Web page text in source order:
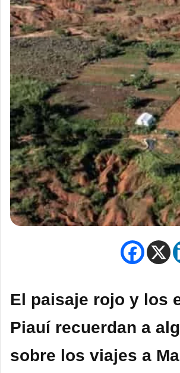
El paisaje rojo y los
Piauí recuerdan a
sobre los viajes a